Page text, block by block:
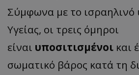
Σύμφωνα με το ισραηλινό
Υγείας, οι τρεις όμηροι
είναι υποσιτισμένοι και
σωματικό βάρος κατά τη